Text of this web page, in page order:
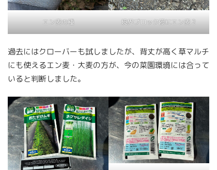
エン麦の種 境界ブロック際にエン麦２
過去にはクローバーも試しましたが、背丈が高く草マルチ
にも使えるエン麦・大麦の方が、今の菜園環境には合って
いると判断しました。